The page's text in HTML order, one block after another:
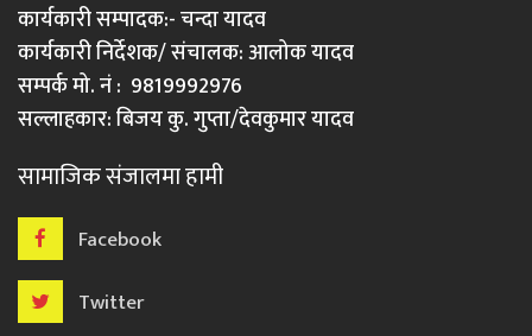
कार्यकारी सम्पादक:- चन्दा यादव
कार्यकारी निर्देशक/ संचालक: आलोक यादव
सम्पर्क मो. नं : 9819992976
सल्लाहकार: बिजय कु. गुप्ता/देवकुमार यादव
सामाजिक संजालमा हामी
Facebook
Twitter